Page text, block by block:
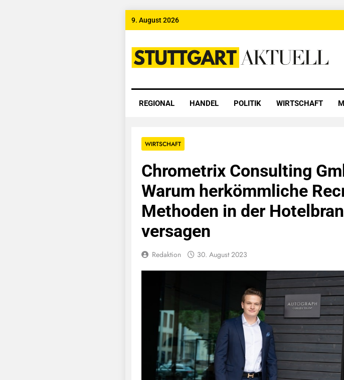
Skip
9. August 2026
Stuttgart Aktuell
REGIONAL HANDEL POLITIK WIRTSCHAFT
WIRTSCHAFT
Chrometrix Consulting
Warum herkömmliche
Methoden in der
versagen
Redaktion 30. August 2023